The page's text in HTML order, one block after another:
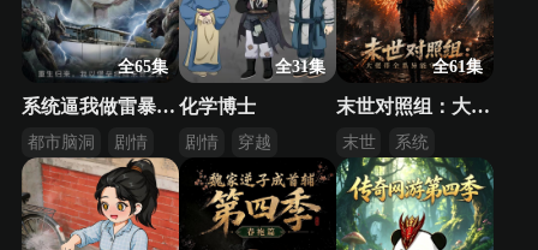
全65集
系统逼我做雷暴末日救世主
都市脑洞
剧情
反转
全31集
化学博士
剧情
穿越
逆袭
全61集
末世对照组：大佬带全系异能守护大夏
末世
系统
异能